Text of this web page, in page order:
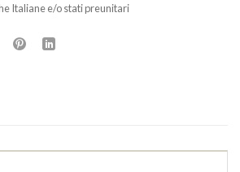
Italiane e/o stati preunitari